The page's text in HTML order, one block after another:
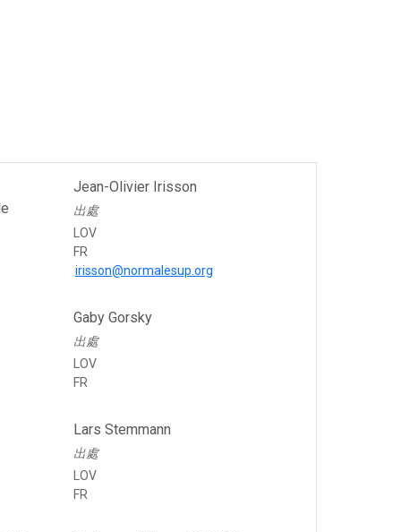
Jean-Olivier Irisson
出處
LOV
FR
irisson@normalesup.org
Gaby Gorsky
出處
LOV
FR
Lars Stemmann
出處
LOV
FR